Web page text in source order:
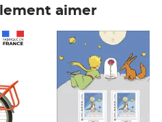
aimer
Prix 7,50€